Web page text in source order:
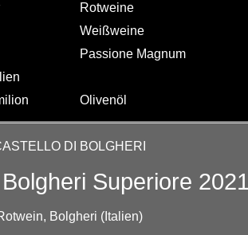
Rotweine
Weißweine
Passione Magnum
Olivenöl
DI BOLGHERI
Superiore
Bolgheri (Italien)